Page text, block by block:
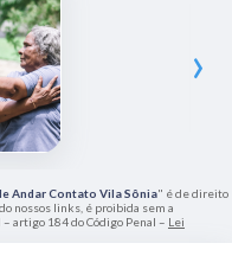
›
Andar Contato Vila Sônia" é de direito
nossos links, é proibida sem a
artigo 184 do Código Penal – Lei